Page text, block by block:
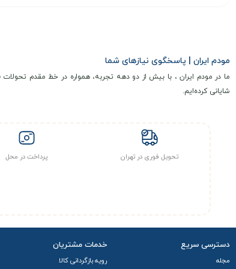
مودم ایران | پاسخگوی نیازهای شما
ما در مودم ایران ، با بیش از دو دهه تجربه، همواره در خط مقدم تحولات
شایانی کرده‌ایم.
تحویل فوری در تهران پرداخت در محل
دسترسی سریع
مجله
خدمات مشتریان
رویه بازگردانی کالا